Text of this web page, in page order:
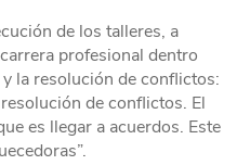
de los talleres, a
profesional dentro
la resolución de conflictos:
de conflictos. El
es llegar a acuerdos. Este